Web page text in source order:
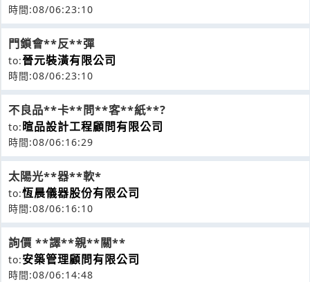
時間:08/06:23:10
門鎖會**反**彈
to:晉元裝潢有限公司
時間:08/06:23:10
不良品**卡**問**客**紙**?
to:暄品設計工程顧問有限公司
時間:08/06:16:29
太陽光**器**軟*
to:恆晨儀器股份有限公司
時間:08/06:16:10
詢價 **譯**親**關**
to:安築管理顧問有限公司
時間:08/06:14:48